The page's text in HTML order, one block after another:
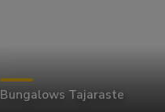
Bungalows Tajaraste